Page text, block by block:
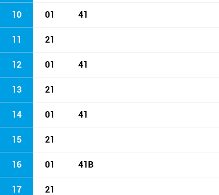
10 01 41
11 21
12 01 41
13 21
14 01 41
15 21
16 01 41B
17 21